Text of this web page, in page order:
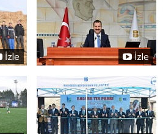
İzle İzle